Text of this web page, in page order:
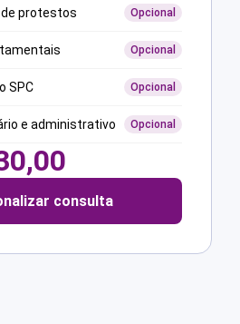
protestos Opcional
Opcional
SPC Opcional
e administrativo Opcional
consulta